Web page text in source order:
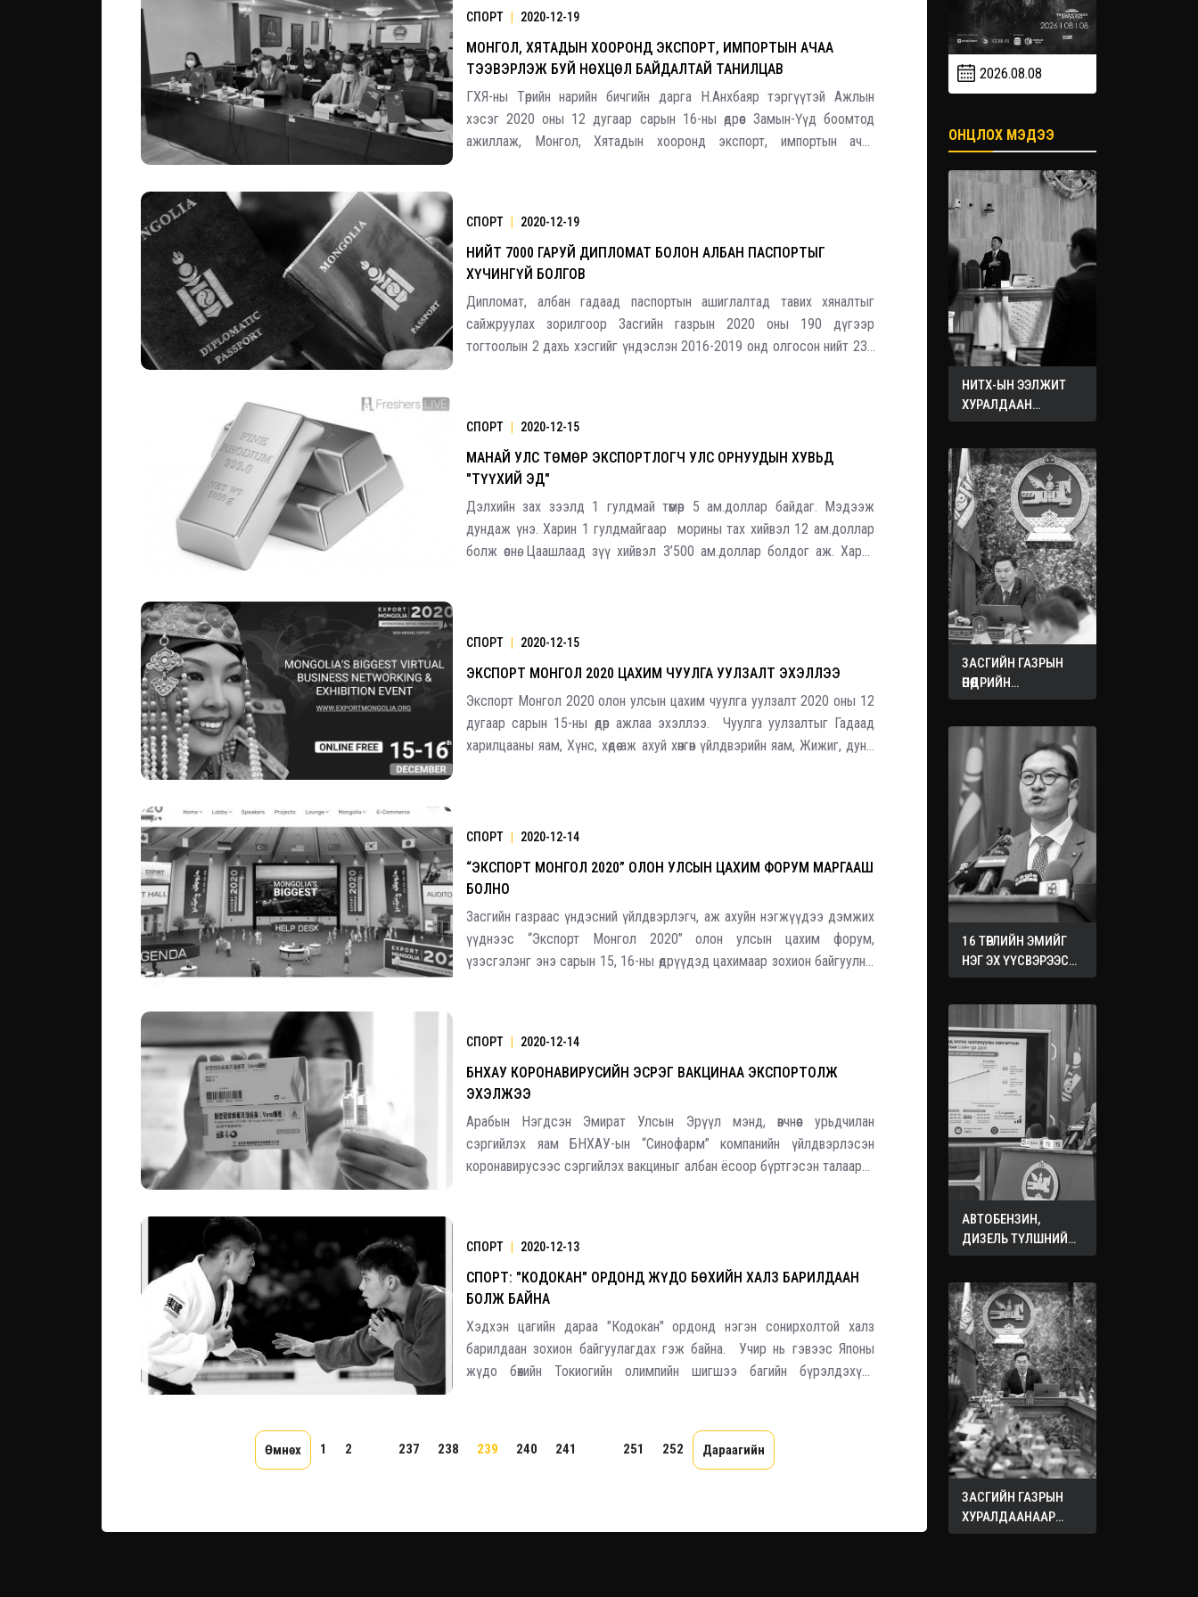
СПОРТ 2020-12-19
МОНГОЛ, ХЯТАДЫН ХООРОНД ЭКСПОРТ, ИМПОРТЫН АЧАА
ТЭЭВЭРЛЭЖ БУЙ НӨХЦӨЛ БАЙДАЛТАЙ ТАНИЛЦАВ
ГХЯ-ны Төрийн нарийн бичгийн дарга Н.Анхбаяр тэргүүтэй Ажлын
хэсэг 2020 оны 12 дугаар сарын 16-ны өдрөөс Замын-Үүд боомтод
ажиллаж, Монгол, Хятадын хооронд экспорт, импортын ачаа
СПОРТ 2020-12-19
НИЙТ 7000 ГАРУЙ ДИПЛОМАТ БОЛОН АЛБАН ПАСПОРТЫГ
ХҮЧИНГҮЙ БОЛГОВ
Дипломат, албан гадаад паспортын ашиглалтад тавих хяналтыг
сайжруулах зорилгоор Засгийн газрын 2020 оны 190 дүгээр
тогтоолын 2 дахь хэсгийг үндэслэн 2016-2019 онд олгосон нийт 230
СПОРТ 2020-12-15
МАНАЙ УЛС ТӨМӨР ЭКСПОРТЛОГЧ УЛС ОРНУУДЫН ХУВЬД
"ТҮҮХИЙ ЭД"
Дэлхийн зах зээлд 1 гулдмай төмөр 5 ам.доллар байдаг. Мэдээж
дундаж үнэ. Харин 1 гулдмайгаар морины тах хийвэл 12 ам.доллар
болж өснө. Цаашлаад зүү хийвэл 3’500 ам.доллар болдог аж. Харин
СПОРТ 2020-12-15
ЭКСПОРТ МОНГОЛ 2020 ЦАХИМ ЧУУЛГА УУЛЗАЛТ ЭХЭЛЛЭЭ
Экспорт Монгол 2020 олон улсын цахим чуулга уулзалт 2020 оны 12
дугаар сарын 15-ны өдөр ажлаа эхэллээ. Чуулга уулзалтыг Гадаад
харилцааны яам, Хүнс, хөдөө аж ахуй хөнгөн үйлдвэрийн яам, Жижиг, дунд
СПОРТ 2020-12-14
“ЭКСПОРТ МОНГОЛ 2020” ОЛОН УЛСЫН ЦАХИМ ФОРУМ МАРГААШ
БОЛНО
Засгийн газраас үндэсний үйлдвэрлэгч, аж ахуйн нэгжүүдээ дэмжих
үүднээс “Экспорт Монгол 2020” олон улсын цахим форум,
үзэсгэлэнг энэ сарын 15, 16-ны өдрүүдэд цахимаар зохион байгуулна.
СПОРТ 2020-12-14
БНХАУ КОРОНАВИРУСИЙН ЭСРЭГ ВАКЦИНАА ЭКСПОРТОЛЖ
ЭХЭЛЖЭЭ
Арабын Нэгдсэн Эмират Улсын Эрүүл мэнд, өвчнөөс урьдчилан
сэргийлэх яам БНХАУ-ын “Синофарм” компанийн үйлдвэрлэсэн
коронавирусээс сэргийлэх вакциныг албан ёсоор бүртгэсэн талаараа
СПОРТ 2020-12-13
СПОРТ: "КОДОКАН" ОРДОНД ЖҮДО БӨХИЙН ХАЛЗ БАРИЛДААН
БОЛЖ БАЙНА
Хэдхэн цагийн дараа "Кодокан" ордонд нэгэн сонирхолтой халз
барилдаан зохион байгуулагдах гэж байна. Учир нь гэвээс Японы
жүдо бөхийн Токиогийн олимпийн шигшээ багийн бүрэлдэхүүн
Өмнөх 1 2 237 238 239 240 241 251 252 Дараагийн
2026.08.30 20:00
2026.09.19
2026.08.08
ОНЦЛОХ МЭДЭЭ
НИТХ-ЫН ЭЭЛЖИТ
ХУРАЛДААН
ЭХЭЛЛЭЭ
ЗАСГИЙН ГАЗРЫН
ӨНӨӨДРИЙН
ХУРАЛДААНААС
ШИЙДВЭРҮҮД
16 ТӨРЛИЙН ЭМИЙГ
НЭГ ЭХ ҮҮСВЭРЭЭС
ХУДАЛДАН АВАХ
АВТОБЕНЗИН,
ДИЗЕЛЬ ТҮЛШНИЙ
ОНЦГОЙ АЛБАН
ЗАСГИЙН ГАЗРЫН
ХУРАЛДААНААР
ХЭЛЭЛЦЭЖ БУЙ